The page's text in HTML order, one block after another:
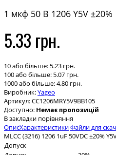
1 мкф 50 В 1206 Y5V ±20%
5.33 грн.
10 або більше: 5.23 грн.
100 або більше: 5.07 грн.
1000 або більше: 4.80 грн.
Виробник:Yageo
Артикул:CC1206MRY5V9BB105
Доступно: Немає пропозицій
В закладки порівняння
ОписХарактеристикиФайли для
MLCC (3216) 1206 1uF 50VDC ±20%
Допуск